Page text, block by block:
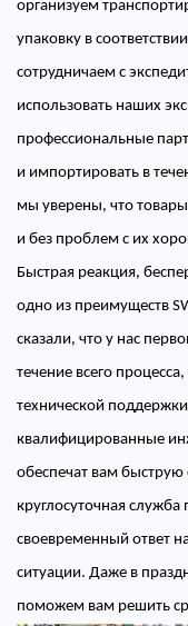
организуем
упаковку в
сотрудничаем с
использовать наших
профессиональные
и импортировать в
мы уверены, что
и без проблем с их
Быстрая реакция,
одно из преимуществ
сказали, что у нас
течение всего
технической
квалифицированные
обеспечат вам
круглосуточная
своевременный ответ
ситуации. Даже в
поможем вам решить